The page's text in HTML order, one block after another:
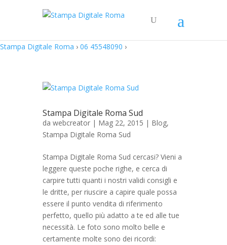
Stampa Digitale Roma › 06 45548090 ›
Stampa Digitale Roma Sud
da webcreator | Mag 22, 2015 | Blog,
Stampa Digitale Roma Sud
Stampa Digitale Roma Sud cercasi? Vieni a
leggere queste poche righe, e cerca di
carpire tutti quanti i nostri validi consigli e
le dritte, per riuscire a capire quale possa
essere il punto vendita di riferimento
perfetto, quello più adatto a te ed alle tue
necessità. Le foto sono molto belle e
certamente molte sono dei ricordi: